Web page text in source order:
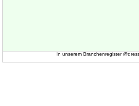
In unserem Branchenregister